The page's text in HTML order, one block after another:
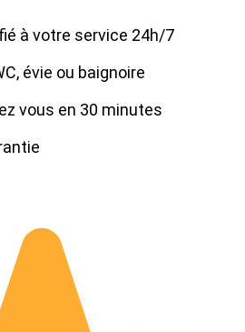
à votre service 24h/7
évie ou baignoire
vous en 30 minutes